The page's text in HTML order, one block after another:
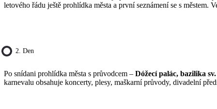
letového řádu ještě prohlídka města a první seznámení se s
2. Den
Po snídani prohlídka města s průvodcem – Dóžecí palác, bazilika
karnevalu obsahuje koncerty, plesy, maškarní průvody, divadelní